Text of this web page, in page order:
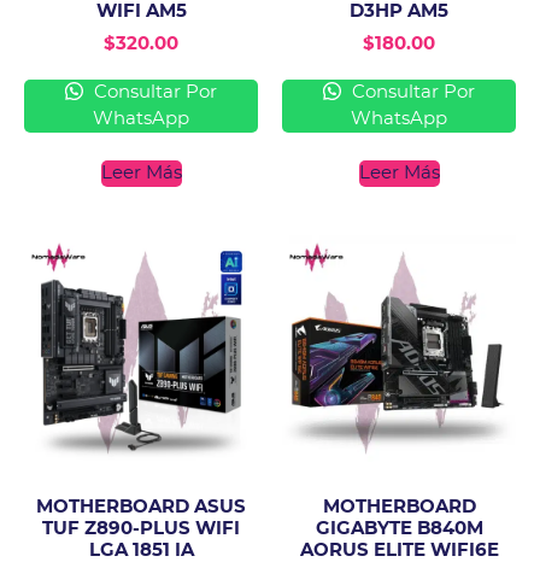
WIFI AM5
$320.00
Consultar Por
WhatsApp
Leer Más
D3HP AM5
$180.00
Consultar Por
WhatsApp
Leer Más
MOTHERBOARD ASUS
TUF Z890-PLUS WIFI
LGA 1851 IA
MOTHERBOARD
GIGABYTE B840M
AORUS ELITE WIFI6E